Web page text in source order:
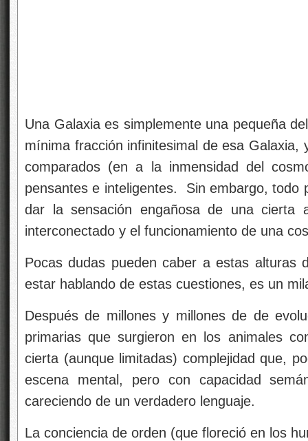
Una Galaxia es simplemente una pequeña
mínima fracción infinitesimal de esa
comparados (en a la inmensidad del
pensantes e inteligentes. Sin embargo, todo
dar la sensación engañosa de una cierta
interconectado y el funcionamiento de una
Pocas dudas pueden caber a estas alturas
estar hablando de estas cuestiones, es un
Después de millones y millones de de
primarias que surgieron en los animales
cierta (aunque limitadas) complejidad que,
escena mental, pero con capacidad
careciendo de un verdadero lenguaje.
La conciencia de orden (que floreció en los